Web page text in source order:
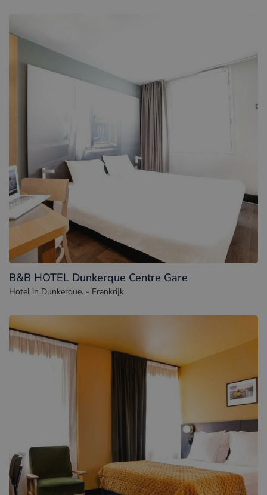
B&B HOTEL Dunkerque Centre Gare
Hotel in Dunkerque. - Frankrijk